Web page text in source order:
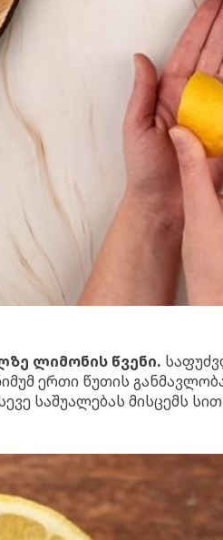
ლიმონის წვენი.
ერთი წუთის
საშუალებას მისცემს